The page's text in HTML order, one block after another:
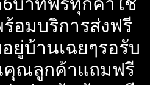
อมบริการส่งฟรี
ยู่บ้านเฉยๆรอรับ
คุณลูกค้าแถมฟรี